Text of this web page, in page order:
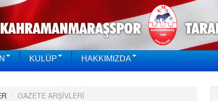
KULÜP HAKKIMIZDA
/ GAZETE ARŞİVLERİ